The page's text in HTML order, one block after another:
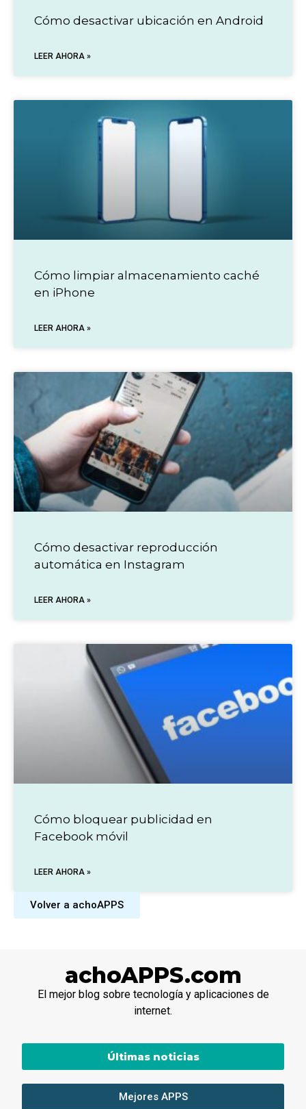
Cómo desactivar ubicación en Android
LEER AHORA »
Cómo limpiar almacenamiento caché
en iPhone
LEER AHORA »
Cómo desactivar reproducción
automática en Instagram
LEER AHORA »
Cómo bloquear publicidad en
Facebook móvil
LEER AHORA »
Volver a achoAPPS
achoAPPS.com
El mejor blog sobre tecnología y aplicaciones de
internet.
Mejores APPS
Últimas noticias